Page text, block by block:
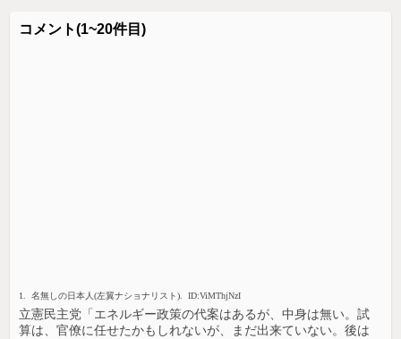
コメント(1~20件目)
1. 名無しの日本人(左翼ナショナリスト). ID:ViMThjNzI
立憲民主党「エネルギー政策の代案はあるが、中身は無い。試
算は、官僚に任せたかもしれないが、まだ出来ていない。後は